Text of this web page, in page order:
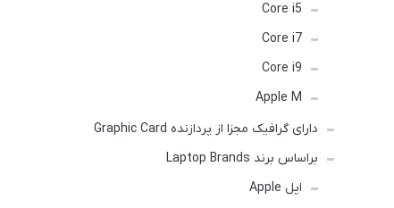
Core i5
Core i7
Core i9
Apple M
دارای گرافیک مجزا از پردازنده Graphic Card
براساس برند Laptop Brands
اپل Apple